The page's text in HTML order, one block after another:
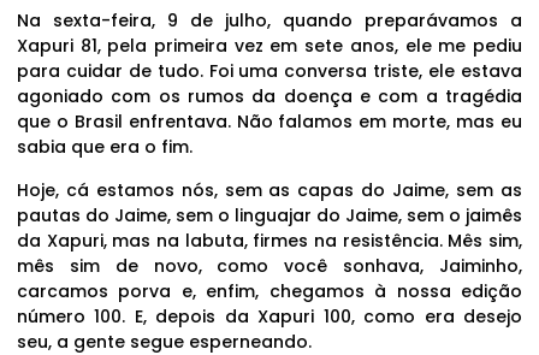
Na sexta-feira, 9 de julho, quando preparávamos a
Xapuri 81, pela primeira vez em sete anos, ele me pediu
para cuidar de tudo. Foi uma conversa triste, ele estava
agoniado com os rumos da doença e com a tragédia
que o Brasil enfrentava. Não falamos em morte, mas eu
sabia que era o fim.
Hoje, cá estamos nós, sem as capas do Jaime, sem as
pautas do Jaime, sem o linguajar do Jaime, sem o jaimês
da Xapuri, mas na labuta, firmes na resistência. Mês sim,
mês sim de novo, como você sonhava, Jaiminho,
carcamos porva e, enfim, chegamos à nossa edição
número 100. E, depois da Xapuri 100, como era desejo
seu, a gente segue esperneando.